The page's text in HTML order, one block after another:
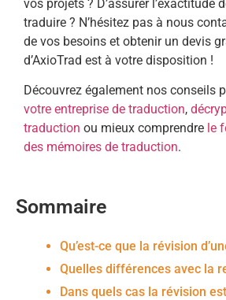
vos projets ? D’assurer l’exactitude
traduire ? N’hésitez pas à nous
de vos besoins et obtenir un devis
d’AxioTrad est à votre disposition !
Découvrez également nos conseils
votre entreprise de traduction,
traduction ou mieux comprendre le
des mémoires de traduction.
Sommaire
Qu’est-ce que la révision
Quelles différences avec la
Dans quels cas la révision